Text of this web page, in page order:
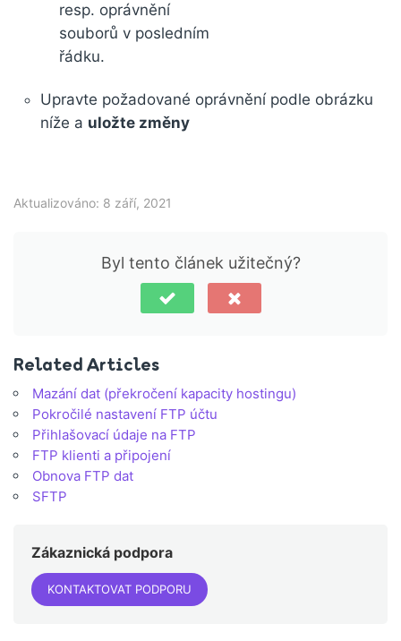
resp. oprávnění
souborů v posledním
řádku.
Upravte požadované oprávnění podle obrázku
níže a uložte změny
Aktualizováno: 8 září, 2021
Byl tento článek užitečný?
Related Articles
Mazání dat (překročení kapacity hostingu)
Pokročilé nastavení FTP účtu
Přihlašovací údaje na FTP
FTP klienti a připojení
Obnova FTP dat
SFTP
Zákaznická podpora
KONTAKTOVAT PODPORU